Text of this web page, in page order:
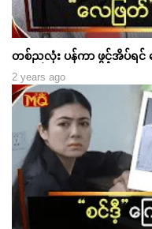
တစ်ညလုံး ပန်ကာ ဖွင့်အိပ်ရင်
2 years ago